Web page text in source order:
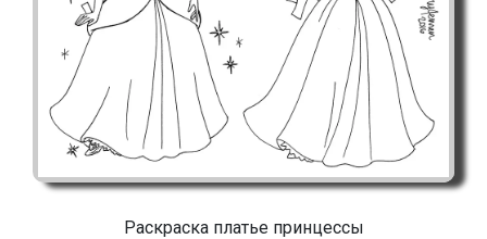
Раскраска платье принцессы